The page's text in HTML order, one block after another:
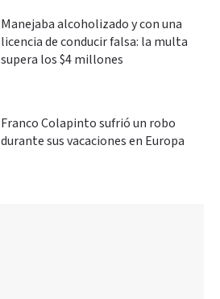
Manejaba alcoholizado y con una
licencia de conducir falsa: la multa
supera los $4 millones
Franco Colapinto sufrió un robo
durante sus vacaciones en Europa